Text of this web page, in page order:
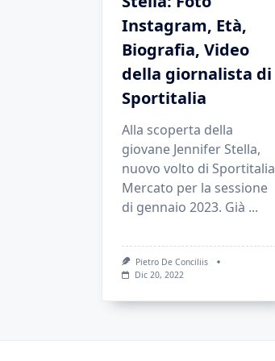
Instagram, Età,
Biografia, Video
della giornalista di
Sportitalia
Alla scoperta della
giovane Jennifer Stella,
nuovo volto di Sportitalia
Mercato per la sessione
di gennaio 2023. Già ...
Pietro De Conciliis
Dic 20, 2022